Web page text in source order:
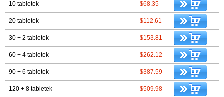
10 tabletek $68.35
20 tabletek $112.61
30 + 2 tabletek $153.81
60 + 4 tabletek $262.12
90 + 6 tabletek $387.59
120 + 8 tabletek $509.98